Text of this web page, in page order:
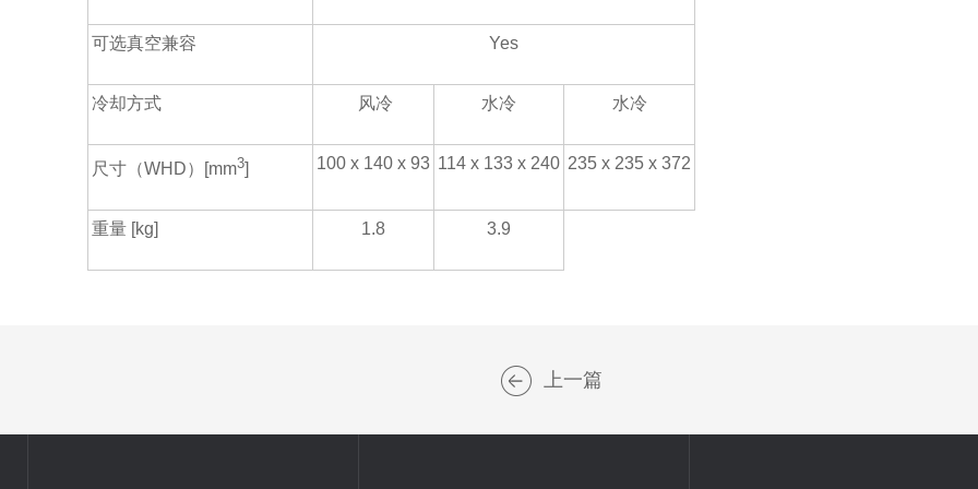
可选真空兼容 Yes
冷却方式 风冷 水冷 水冷
尺寸（WHD） [mm3] 100 x 140 x 93 114 x 133 x 240 235 x 235 x 372
重量 [kg] 1.8 3.9
上一篇